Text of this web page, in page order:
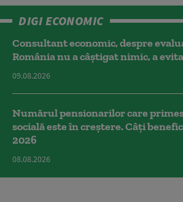
DIGI ECONOMIC
Consultant economic, despre
România nu a câştigat nimic, a
09.08.2026
Numărul pensionarilor care
socială este în creștere. Câți
2026
08.08.2026